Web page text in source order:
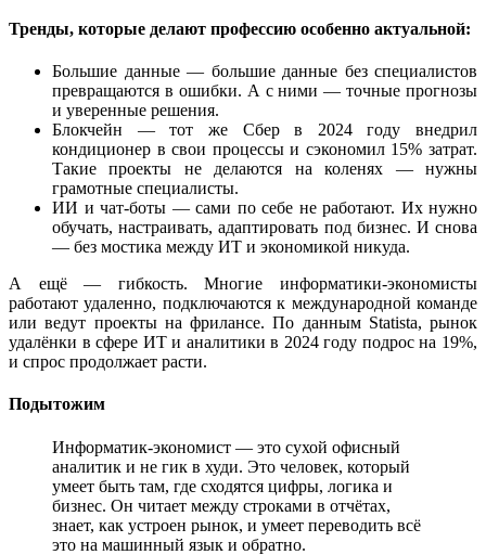
Тренды, которые делают профессию особенно актуальной:
Большие данные — большие данные без специалистов
превращаются в ошибки. А с ними — точные прогнозы
и уверенные решения.
Блокчейн — тот же Сбер в 2024 году внедрил
кондиционер в свои процессы и сэкономил 15% затрат.
Такие проекты не делаются на коленях — нужны
грамотные специалисты.
ИИ и чат-боты — сами по себе не работают. Их нужно
обучать, настраивать, адаптировать под бизнес. И снова
— без мостика между ИТ и экономикой никуда.
А ещё — гибкость. Многие информатики-экономисты
работают удаленно, подключаются к международной команде
или ведут проекты на фрилансе. По данным Statista, рынок
удалёнки в сфере ИТ и аналитики в 2024 году подрос на 19%,
и спрос продолжает расти.
Подытожим
Информатик-экономист — это сухой офисный
аналитик и не гик в худи. Это человек, который
умеет быть там, где сходятся цифры, логика и
бизнес. Он читает между строками в отчётах,
знает, как устроен рынок, и умеет переводить всё
это на машинный язык и обратно.